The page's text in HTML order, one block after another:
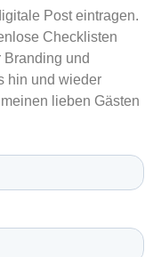
Post eintragen.
Checklisten
und
hin und wieder
lieben Gästen